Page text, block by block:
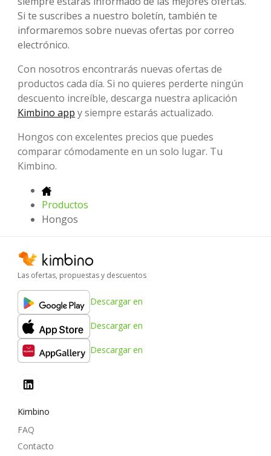
Si te suscribes a nuestro boletín, también te
informaremos sobre nuevas ofertas por correo
electrónico.
Con nosotros encontrarás nuevas ofertas de
productos cada día. Si no quieres perderte ningún
descuento increíble, descarga nuestra aplicación
Kimbino app y siempre estarás actualizado.
Hongos con excelentes precios que puedes
comparar cómodamente en un solo lugar. Tu
Kimbino.
Productos
Hongos
Las ofertas, propuestas y descuentos
Descargar en
Descargar en
Descargar en
Kimbino
FAQ
Contacto